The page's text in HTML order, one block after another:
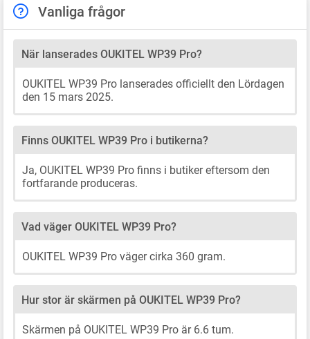
Vanliga frågor
När lanserades OUKITEL WP39 Pro?
OUKITEL WP39 Pro lanserades officiellt den Lördagen
den 15 mars 2025.
Finns OUKITEL WP39 Pro i butikerna?
Ja, OUKITEL WP39 Pro finns i butiker eftersom den
fortfarande produceras.
Vad väger OUKITEL WP39 Pro?
OUKITEL WP39 Pro väger cirka 360 gram.
Hur stor är skärmen på OUKITEL WP39 Pro?
Skärmen på OUKITEL WP39 Pro är 6.6 tum.